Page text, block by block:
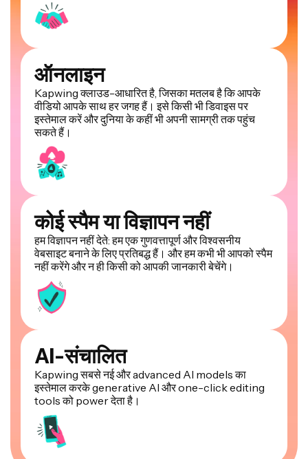
ऑनलाइन
Kapwing क्लाउड-आधारित है, जिसका मतलब है कि आपके
वीडियो आपके साथ हर जगह हैं। इसे किसी भी डिवाइस पर
इस्तेमाल करें और दुनिया के कहीं भी अपनी सामग्री तक पहुंच
सकते हैं।
कोई स्पैम या विज्ञापन नहीं
हम विज्ञापन नहीं देते: हम एक गुणवत्तापूर्ण और विश्वसनीय
वेबसाइट बनाने के लिए प्रतिबद्ध हैं। और हम कभी भी आपको स्पैम
नहीं करेंगे और न ही किसी को आपकी जानकारी बेचेंगे।
AI-संचालित
Kapwing सबसे नई और advanced AI models का
इस्तेमाल करके generative AI और one-click editing
tools को power देता है।